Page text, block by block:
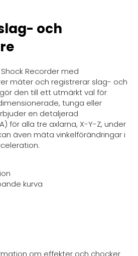
och
Recorder med
mäter och registrerar slag- och
den till ett utmärkt val för
tunga eller
en detaljerad
för alla tre axlarna, X-Y-Z, under
även mäta vinkelförändringar i
kurva
om effekter och chocker